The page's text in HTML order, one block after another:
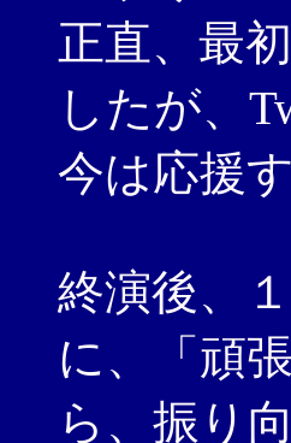
正直、最
したが、
今は応援
終演後、
に、「頑
ら、振り